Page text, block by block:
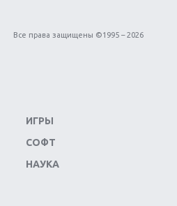
4: вершина эволюции
консолей: Spider-Man и
покорение Америки
Все права защищены ©1995 – 2026
ИГРЫ
СОФТ
НАУКА